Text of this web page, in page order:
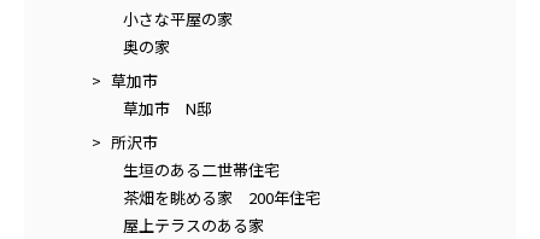
小さな平屋の家
奥の家
草加市
草加市 N邸
所沢市
生垣のある二世帯住宅
茶畑を眺める家 200年住宅
屋上テラスのある家